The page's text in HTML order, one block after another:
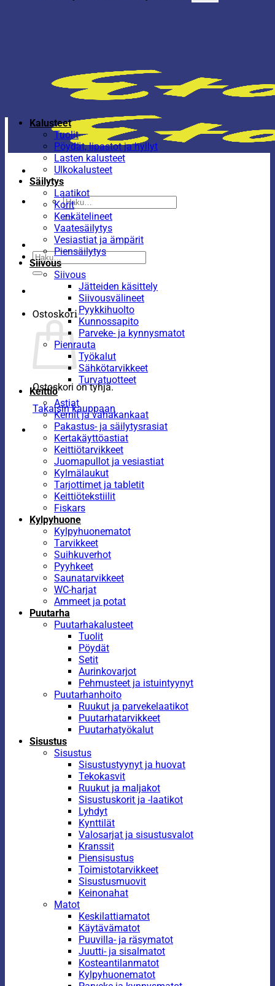
Etsi:
Etsi:
Ostoskori
Ostoskori on tyhjä.
Takaisin kauppaan
Kalusteet
Tuolit
Pöydät, lipastot ja hyllyt
Lasten kalusteet
Ulkokalusteet
Säilytys
Laatikot
Korit
Kenkätelineet
Vaatesäilytys
Vesiastiat ja ämpärit
Piensäilytys
Siivous
Siivous
Jätteiden käsittely
Siivousvälineet
Pyykkihuolto
Kunnossapito
Parveke- ja kynnysmatot
Pienrauta
Työkalut
Sähkötarvikkeet
Turvatuotteet
Keittiö
Astiat
Kernit ja vahakankaat
Pakastus- ja säilytysrasiat
Kertakäyttöastiat
Keittiötarvikkeet
Juomapullot ja vesiastiat
Kylmälaukut
Tarjottimet ja tabletit
Keittiötekstiilit
Fiskars
Kylpyhuone
Kylpyhuonematot
Tarvikkeet
Suihkuverhot
Pyyhkeet
Saunatarvikkeet
WC-harjat
Ammeet ja potat
Puutarha
Puutarhakalusteet
Tuolit
Pöydät
Setit
Aurinkovarjot
Pehmusteet ja istuintyynyt
Puutarhanhoito
Ruukut ja parvekelaatikot
Puutarhatarvikkeet
Puutarhatyökalut
Sisustus
Sisustus
Sisustustyynyt ja huovat
Tekokasvit
Ruukut ja maljakot
Sisustuskorit ja -laatikot
Lyhdyt
Kynttilät
Valosarjat ja sisustusvalot
Kranssit
Piensisustus
Toimistotarvikkeet
Sisustusmuovit
Keinonahat
Matot
Keskilattiamatot
Käytävämatot
Puuvilla- ja räsymatot
Juutti- ja sisalmatot
Kosteantilanmatot
Kylpyhuonematot